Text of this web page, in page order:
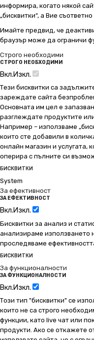
информира, когато някой
„бисквитки“, а Вие
Имайте предвид, че
браузър може да ограничи
Строго необходими
СТРОГО НЕОБХОДИМИ
Вкл.Изкл.
Тези бисквитки са
зареждате сайта
Основната им цел е
разглеждате продуктите
Например – използваме
които сте добавили в
онлайн магазин и услугата,
оперира с пълните си
БИСКВИТКИ
System
За ефективност
ЗА ЕФЕКТИВНОСТ
Вкл.Изкл.
Бисквитки за анализ и
анализираме използването
проследяваме
БИСКВИТКИ
За функционалности
ЗА ФУНКЦИОНАЛНОСТИ
Вкл.Изкл.
Този тип "бисквитки" се
които не са строго
функции, като live чат или
продукти. Ако се откажете